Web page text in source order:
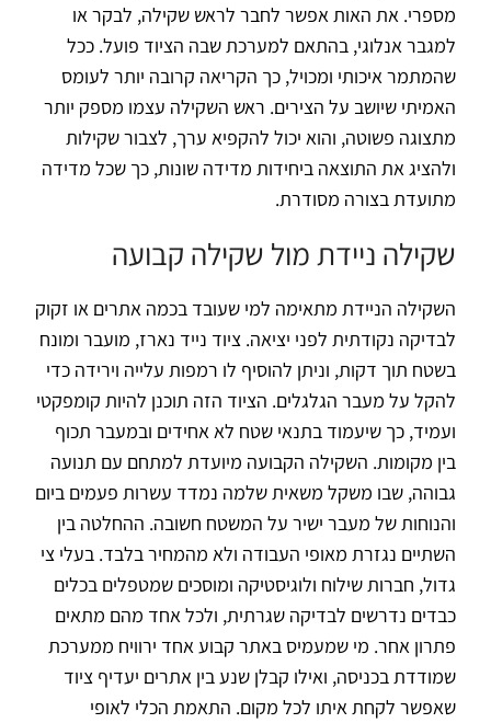
מספרי. את האות אפשר לחבר לראש שקילה, לבקר או
למגבר אנלוגי, בהתאם למערכת שבה הציוד פועל. ככל
שהמתמר איכותי ומכויל, כך הקריאה קרובה יותר לעומס
האמיתי שיושב על הצירים. ראש השקילה עצמו מספק יותר
מתצוגה פשוטה, והוא יכול להקפיא ערך, לצבור שקילות
ולהציג את התוצאה ביחידות מדידה שונות, כך שכל מדידה
מתועדת בצורה מסודרת.
שקילה ניידת מול שקילה קבועה
השקילה הניידת מתאימה למי שעובד בכמה אתרים או זקוק
לבדיקה נקודתית לפני יציאה. ציוד נייד נארז, מועבר ומונח
בשטח תוך דקות, וניתן להוסיף לו רמפות עלייה וירידה כדי
להקל על מעבר הגלגלים. הציוד הזה תוכנן להיות קומפקטי
ועמיד, כך שיעמוד בתנאי שטח לא אחידים ובמעבר תכוף
בין מקומות. השקילה הקבועה מיועדת למתחם עם תנועה
גבוהה, שבו משקל משאית שלמה נמדד עשרות פעמים ביום
והנוחות של מעבר ישיר על המשטח חשובה. ההחלטה בין
השתיים נגזרת מאופי העבודה ולא מהמחיר בלבד. בעלי צי
גדול, חברות שילוח ולוגיסטיקה ומוסכים שמטפלים בכלים
כבדים נדרשים לבדיקה שגרתית, ולכל אחד מהם מתאים
פתרון אחר. מי שמעמיס באתר קבוע אחד ירוויח ממערכת
שמודדת בכניסה, ואילו קבלן שנע בין אתרים יעדיף ציוד
שאפשר לקחת איתו לכל מקום. התאמת הכלי לאופי